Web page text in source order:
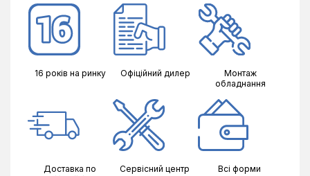
16 років на ринку Офіційний дилер
Монтаж
обладнання
Доставка по
Сервісний центр
Всі форми